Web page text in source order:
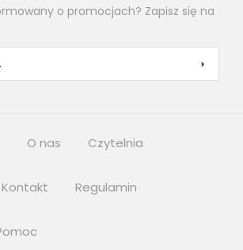
o promocjach? Zapisz się na
O nas Czytelnia
Kontakt Regulamin